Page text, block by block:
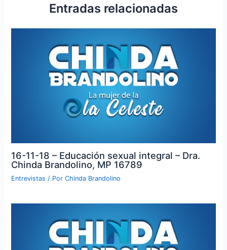
Entradas relacionadas
16-11-18 – Educación sexual integral – Dra.
Chinda Brandolino, MP 16789
Entrevistas / PorChinda Brandolino